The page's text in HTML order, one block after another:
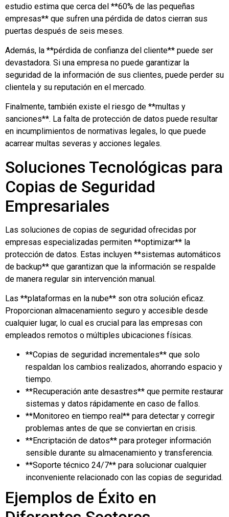
estudio estima que cerca del **60% de las pequeñas
empresas** que sufren una pérdida de datos cierran sus
puertas después de seis meses.
Además, la **pérdida de confianza del cliente** puede ser
devastadora. Si una empresa no puede garantizar la
seguridad de la información de sus clientes, puede perder su
clientela y su reputación en el mercado.
Finalmente, también existe el riesgo de **multas y
sanciones**. La falta de protección de datos puede resultar
en incumplimientos de normativas legales, lo que puede
acarrear multas severas y acciones legales.
Soluciones Tecnológicas para
Copias de Seguridad
Empresariales
Las soluciones de copias de seguridad ofrecidas por
empresas especializadas permiten **optimizar** la
protección de datos. Estas incluyen **sistemas automáticos
de backup** que garantizan que la información se respalde
de manera regular sin intervención manual.
Las **plataformas en la nube** son otra solución eficaz.
Proporcionan almacenamiento seguro y accesible desde
cualquier lugar, lo cual es crucial para las empresas con
empleados remotos o múltiples ubicaciones físicas.
**Copias de seguridad incrementales** que solo
respaldan los cambios realizados, ahorrando espacio y
tiempo.
**Recuperación ante desastres** que permite restaurar
sistemas y datos rápidamente en caso de fallos.
**Monitoreo en tiempo real** para detectar y corregir
problemas antes de que se conviertan en crisis.
**Encriptación de datos** para proteger información
sensible durante su almacenamiento y transferencia.
**Soporte técnico 24/7** para solucionar cualquier
inconveniente relacionado con las copias de seguridad.
Ejemplos de Éxito en